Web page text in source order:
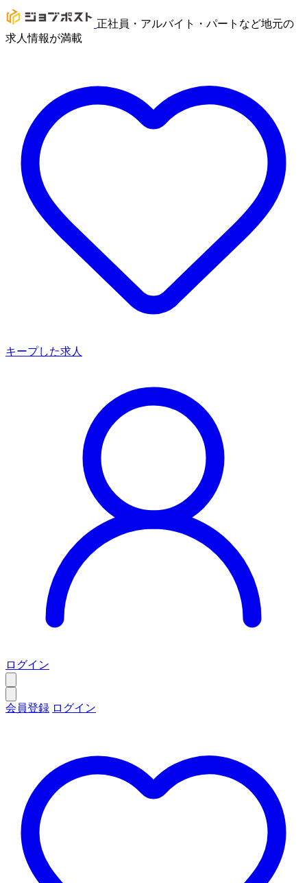
正社員・アルバイト・パートなど地元の
求人情報が満載
キープした求人
ログイン
会員登録 ログイン